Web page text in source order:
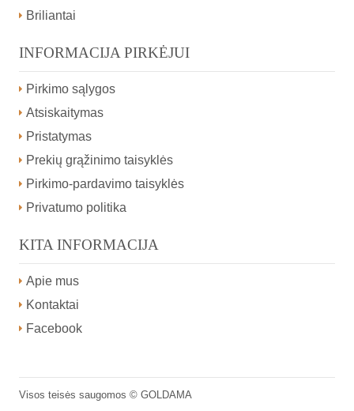
Briliantai
INFORMACIJA PIRKĖJUI
Pirkimo sąlygos
Atsiskaitymas
Pristatymas
Prekių grąžinimo taisyklės
Pirkimo-pardavimo taisyklės
Privatumo politika
KITA INFORMACIJA
Apie mus
Kontaktai
Facebook
Visos teisės saugomos © GOLDAMA